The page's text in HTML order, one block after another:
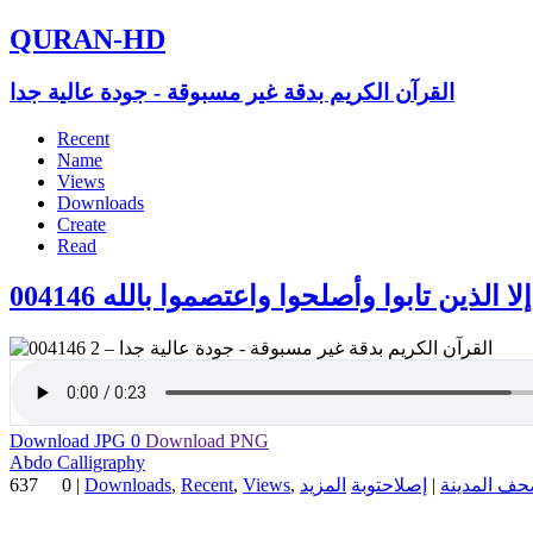
QURAN-HD
القرآن الكريم بدقة غير مسبوقة - جودة عالية جدا
Recent
Name
Views
Downloads
Create
Read
إلا الذين تابوا وأصلحوا واعتصموا بالله 004146
Download JPG 0 Download PNG
Abdo Calligraphy
637
0 | Downloads, Recent, Views, المدينة | إصلاحتوبة